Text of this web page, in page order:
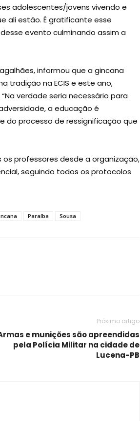
adolescentes/jovens vivendo e
ali estão. É gratificante esse
evento culminando assim a
informou que a gincana
tradição na ECIS e este ano,
verdade seria necessário para
a educação é
do processo de ressignificação que
professores desde a organização,
seguindo todos os protocolos
Paraíba Sousa
Próximo artigo
e munições são apreendidas
pela Polícia Militar na cidade de
Lucena-PB